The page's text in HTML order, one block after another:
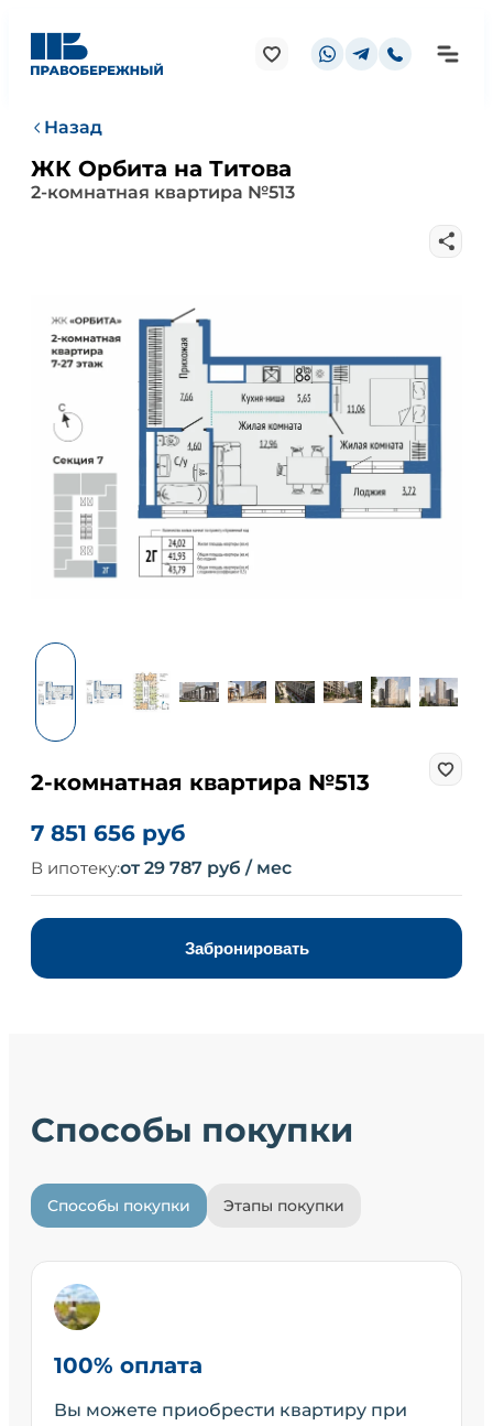
Назад
ЖК Орбита на Титова
2-комнатная квартира №513
2-комнатная квартира №513
7 851 656 руб
В ипотеку:от 29 787 руб / мес
Забронировать
Способы покупки
Способы покупки Этапы покупки
100% оплата
Вы можете приобрести квартиру при